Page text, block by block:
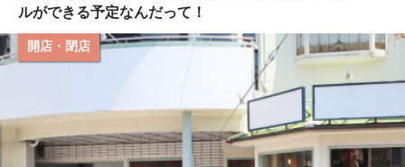
ルができる予定なんだって！
開店・閉店